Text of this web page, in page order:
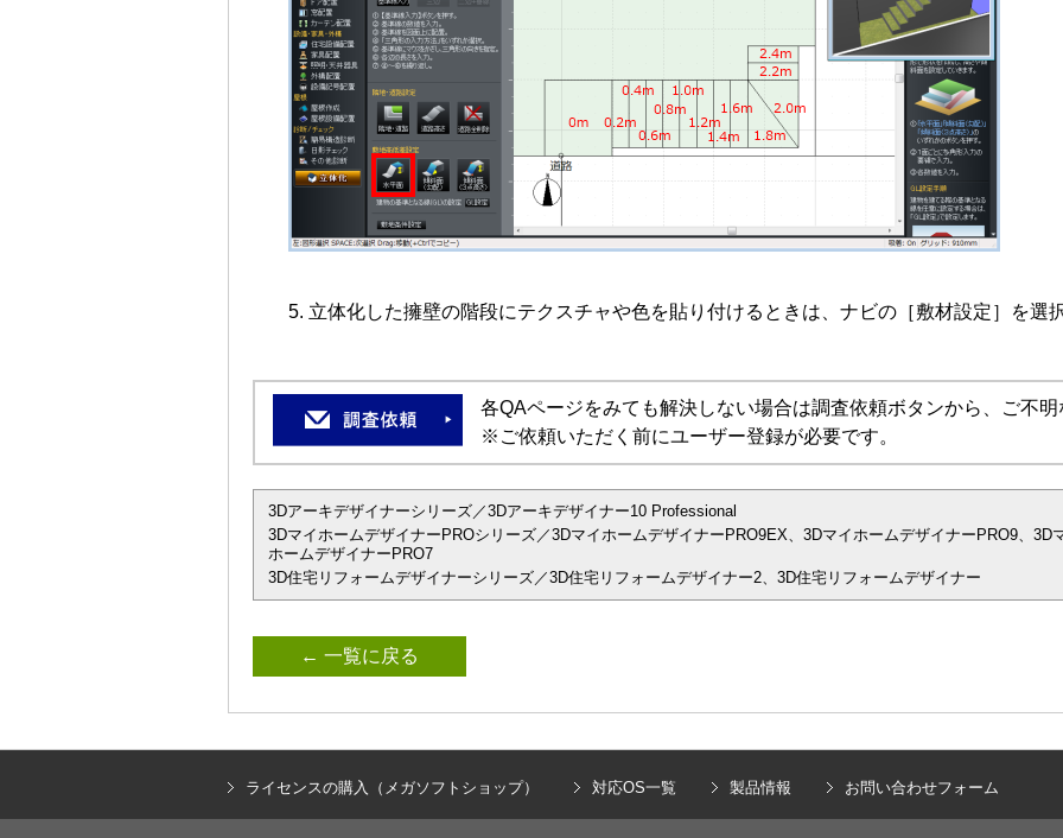
立体化した擁壁の階段にテクスチャや色を貼り付けるときは、ナビの［敷材設定］を選
各QAページをみても解決しない場合は調査依頼ボタンから、ご不明
※ご依頼いただく前にユーザー登録が必要です。
3Dアーキデザイナーシリーズ／3Dアーキデザイナー10 Professional
3DマイホームデザイナーPROシリーズ／3DマイホームデザイナーPRO9EX、3DマイホームデザイナーPRO9、3D
ホームデザイナーPRO7
3D住宅リフォームデザイナーシリーズ／3D住宅リフォームデザイナー2、3D住宅リフォームデザイナー
← 一覧に戻る
ライセンスの購入（メガソフトショップ） 対応OS一覧 製品情報 お問い合わせフォーム